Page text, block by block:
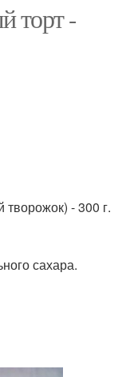
торт -
творожок) - 300 г.
сахара.